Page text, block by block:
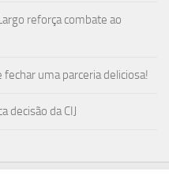
reforça combate ao
fechar uma parceria deliciosa!
decisão da CIJ